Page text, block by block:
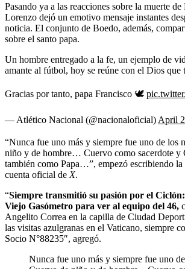
Pasando ya a las reacciones sobre la muerte de
Lorenzo dejó un emotivo mensaje instantes
noticia. El conjunto de Boedo, además,
sobre el santo papa.
Un hombre entregado a la fe, un ejemplo de
amante al fútbol, hoy se reúne con el Dios que
Gracias por tanto, papa Francisco 🕊️
— Atlético Nacional (@nacionaloficial) April
“Nunca fue uno más y siempre fue uno de los
niño y de hombre… Cuervo como sacerdote
también como Papa…”, empezó escribiendo la
cuenta oficial de X.
“Siempre transmitió su pasión por el
Viejo Gasómetro para ver al equipo del 46,
Angelito Correa en la capilla de Ciudad
las visitas azulgranas en el Vaticano, siempre
Socio N°88235″, agregó.
Nunca fue uno más y siempre fue uno